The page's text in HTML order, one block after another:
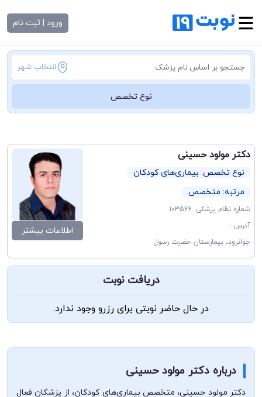
ورود | ثبت نام
انتخاب شهر
نوع تخصص
دکتر مولود حسینی
نوع تخصص: بیماری‌های کودکان
مرتبه: متخصص
شماره نظام پزشکی: 103562
آدرس :
جوانرود، بیمارستان حضرت رسول
اطلاعات بیشتر
دریافت نوبت
در حال حاضر نوبتی برای رزرو وجود ندارد.
درباره دکتر مولود حسینی
دکتر مولود حسینی، متخصص بیماری‌های کودکان، از پزشکان فعال